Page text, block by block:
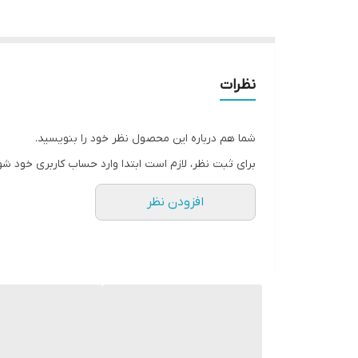
نظرات
شما هم درباره این محصول نظر خود را بنویسید.
برای ثبت نظر، لازم است ابتدا وارد حساب کاربری خود
افزودن نظر